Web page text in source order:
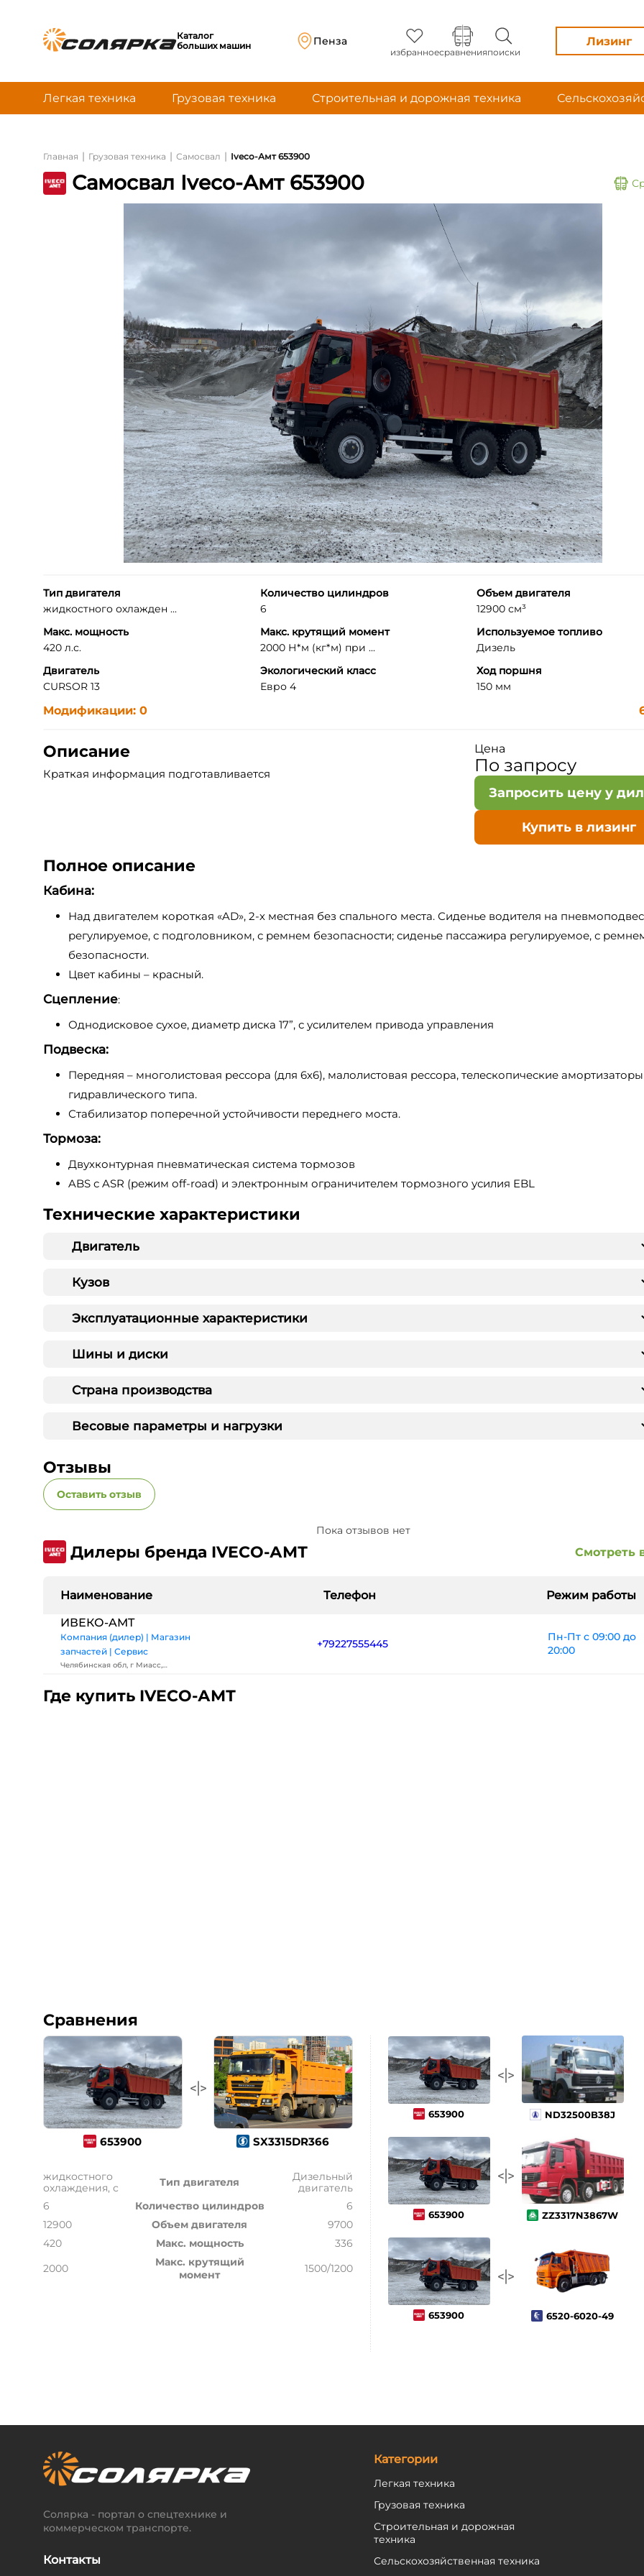
Каталог
больших машин
Пенза
избранноесравненияпоиски
Лизинг
Легкая техника Грузовая техника Строительная и дорожная техника
Главная | Грузовая техника | Самосвал | Iveco-Амт 653900
Самосвал Iveco-Амт 653900
Тип двигателя
жидкостного охлажден ...
Количество цилиндров
6
Объем двигателя
12900 см³
Макс. мощность
420 л.с.
Макс. крутящий момент
2000 Н*м (кг*м) при ...
Используемое топливо
Дизель
Двигатель
CURSOR 13
Экологический класс
Евро 4
Ход поршня
150 мм
Модификации: 0
Описание
Краткая информация подготавливается
Цена
По запросу
Запросить цену у
Купить в лизинг
Полное описание
Кабина:
Над двигателем короткая «AD», 2-х местная без спального места. Сиденье водителя на
регулируемое, с подголовником, с ремнем безопасности; сиденье пассажира регулируемое, с
безопасности.
Цвет кабины – красный.
Сцепление:
Однодисковое сухое, диаметр диска 17”, с усилителем привода управления
Подвеска:
Передняя – многолистовая рессора (для 6х6), малолистовая рессора, телескопические амортизаторы
гидравлического типа.
Стабилизатор поперечной устойчивости переднего моста.
Тормоза:
Двухконтурная пневматическая система тормозов
ABS с ASR (режим оff-road) и электронным ограничителем тормозного усилия EBL
Технические характеристики
Двигатель
Кузов
Эксплуатационные характеристики
Шины и диски
Страна производства
Весовые параметры и нагрузки
Отзывы
Оставить отзыв
Пока отзывов нет
Дилеры бренда IVECO-АМТ Смотреть
Наименование Телефон
Режим работы
ИВЕКО-AMT
Компания (дилер) | Магазин
запчастей | Сервис
Челябинская обл, г Миасс,
+79227555445
Пн-Пт с 09:00 до
20:00
Где купить IVECO-АМТ
Сравнения
653900 SX3315DR366
жидкостного
охлаждения, с
Тип двигателя
Дизельный
двигатель
6
Количество цилиндров
6
12900
Объем двигателя
9700
420
Макс. мощность
336
2000
Макс. крутящий
момент
1500/1200
653900 ND32500B38J
653900 ZZ3317N3867W
653900 6520-6020-49
Солярка - портал о спецтехнике и
коммерческом транспорте.
Контакты
Категории
Легкая техника
Грузовая техника
Строительная и дорожная
техника
Сельскохозяйственная техника